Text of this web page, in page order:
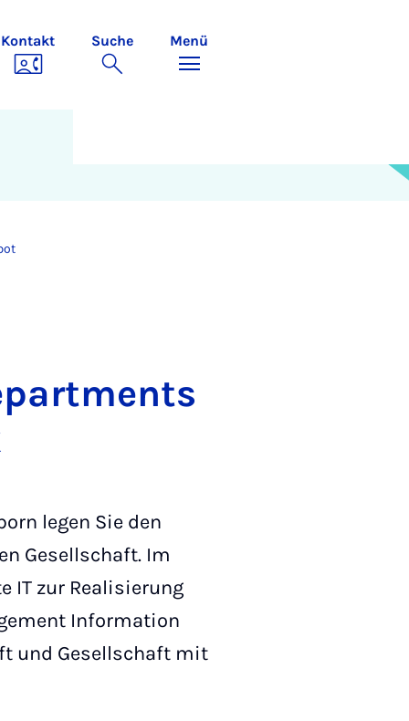
Kontakt Suche Menü
legen Sie den
Gesellschaft. Im
IT zur Realisierung
Information
und Gesellschaft mit